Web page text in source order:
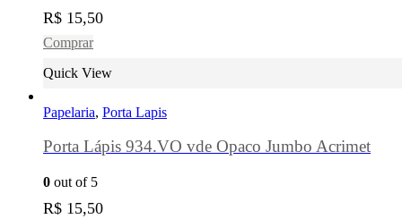
R$ 15,50
Comprar
Quick View
Papelaria, Porta Lapis
Porta Lápis 934.VO vde Opaco Jumbo Acrimet
0 out of 5
R$ 15,50